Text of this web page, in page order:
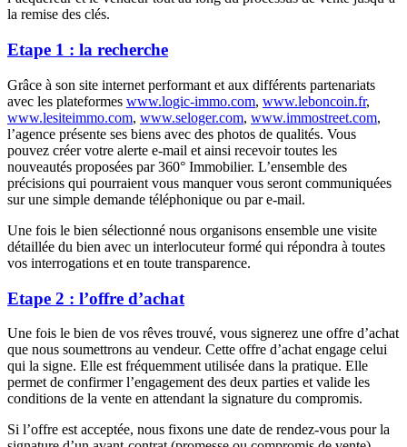
la remise des clés.
Etape 1 : la recherche
Grâce à son site internet performant et aux différents partenariats
avec les plateformes www.logic-immo.com, www.leboncoin.fr,
www.lesiteimmo.com, www.seloger.com, www.immostreet.com,
l’agence présente ses biens avec des photos de qualités. Vous
pouvez créer votre alerte e-mail et ainsi recevoir toutes les
nouveautés proposées par 360° Immobilier. L’ensemble des
précisions qui pourraient vous manquer vous seront communiquées
sur une simple demande téléphonique ou par e-mail.
Une fois le bien sélectionné nous organisons ensemble une visite
détaillée du bien avec un interlocuteur formé qui répondra à toutes
vos interrogations et en toute transparence.
Etape 2 : l’offre d’achat
Une fois le bien de vos rêves trouvé, vous signerez une offre d’achat
que nous soumettrons au vendeur. Cette offre d’achat engage celui
qui la signe. Elle est fréquemment utilisée dans la pratique. Elle
permet de confirmer l’engagement des deux parties et valide les
conditions de la vente en attendant la signature du compromis.
Si l’offre est acceptée, nous fixons une date de rendez-vous pour la